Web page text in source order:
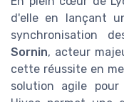
d'elle en lançant
synchronisation
Sornin, acteur
cette réussite en
solution agile